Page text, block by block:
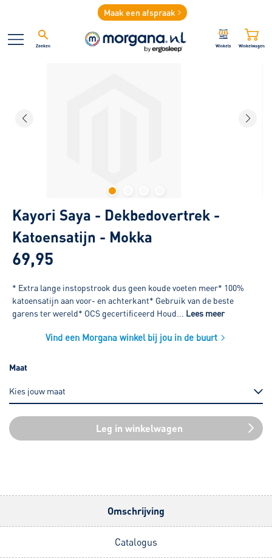
Maak een afspraak
Zoeken Winkels Winkelwagen
Kayori Saya - Dekbedovertrek -
Katoensatijn - Mokka
69,95
* Extra lange instopstrook dus geen koude voeten meer* 100%
katoensatijn aan voor- en achterkant* Gebruik van de beste
garens ter wereld* OCS gecertificeerd Houd... Lees meer
Vind een Morgana winkel bij jou in de buurt
Maat
Leg in winkelwagen
Omschrijving
Catalogus